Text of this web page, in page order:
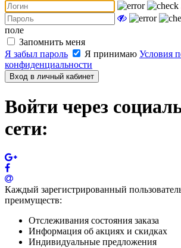
поле
Запомнить меня
Я забыл пароль
Я принимаю Условия
конфиденциальности
Вход в личный кабинет
Войти через
сети:
Каждый зарегистрированный
преимуществ:
Отслеживания состояния заказа
Информация об акциях и скидках
Индивидуальные предложения